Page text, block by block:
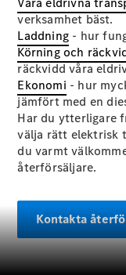
Alla
Familjebilar
Marco Polo
Horizon
Marco Polo
Konfigurator
Hitta din
återförsäljare
eSprinter
verksamhet bäst.
Laddning - hur
Körning och
räckvidd våra
Ekonomi - hur
jämfört med en
Har du ytterligare
välja rätt elektrisk
du varmt
återförsäljare.
Kontakta